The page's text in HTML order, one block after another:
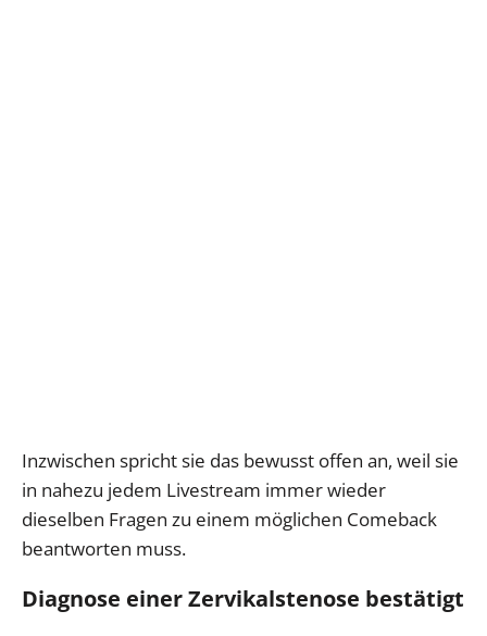
Inzwischen spricht sie das bewusst offen an, weil sie
in nahezu jedem Livestream immer wieder
dieselben Fragen zu einem möglichen Comeback
beantworten muss.
Diagnose einer Zervikalstenose bestätigt